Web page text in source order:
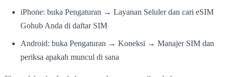
iPhone: buka Pengaturan → Layanan Seluler dan cari eSIM
Gohub Anda di daftar SIM
Android: buka Pengaturan → Koneksi → Manajer SIM dan
periksa apakah muncul di sana